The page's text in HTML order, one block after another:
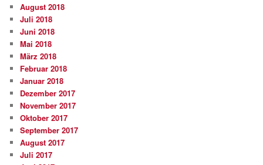
August 2018
Juli 2018
Juni 2018
Mai 2018
März 2018
Februar 2018
Januar 2018
Dezember 2017
November 2017
Oktober 2017
September 2017
August 2017
Juli 2017